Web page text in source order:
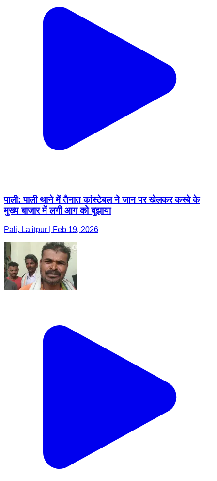
पाली: पाली थाने में तैनात कांस्टेबल ने जान पर खेलकर कस्बे के
मुख्य बाजार में लगी आग को बुझाया
Pali, Lalitpur | Feb 19, 2026